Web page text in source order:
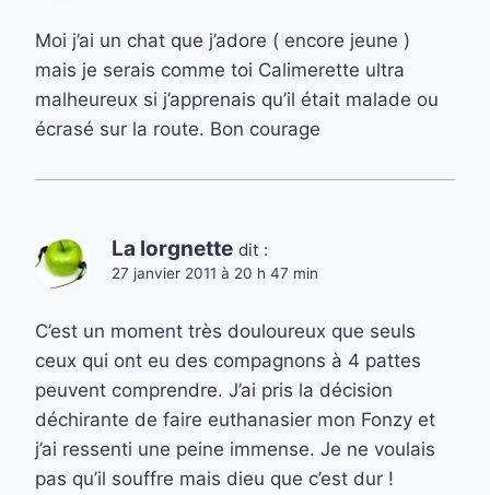
Moi j’ai un chat que j’adore ( encore jeune )
mais je serais comme toi Calimerette ultra
malheureux si j’apprenais qu’il était malade ou
écrasé sur la route. Bon courage
La lorgnette dit :
27 janvier 2011 à 20 h 47 min
C’est un moment très douloureux que seuls
ceux qui ont eu des compagnons à 4 pattes
peuvent comprendre. J’ai pris la décision
déchirante de faire euthanasier mon Fonzy et
j’ai ressenti une peine immense. Je ne voulais
pas qu’il souffre mais dieu que c’est dur !